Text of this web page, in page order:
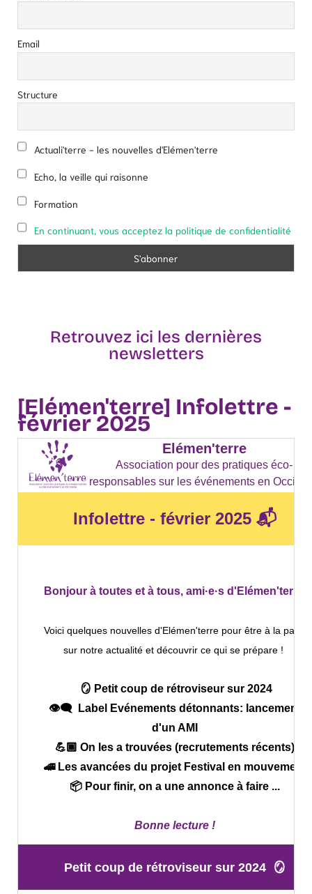
Email
Structure
Actuali'terre - les nouvelles d'Elémen'terre
Echo, la veille qui raisonne
Formation
En continuant, vous acceptez la politique de confidentialité
Retrouvez ici les dernières
newsletters
[Elémen'terre] Infolettre -
février 2025